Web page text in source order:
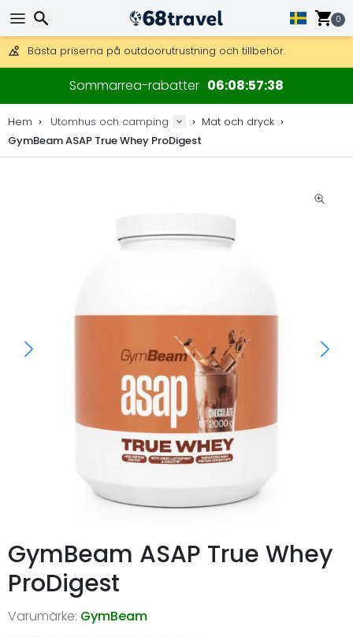
0
Få fri frakt på beställningar över 2 875 kr.
DHL Express över natten är också tillgängligt.
30 dagar för retur, 90 dagar för träkartor och dekorationer.
Sommarrea-rabatter 06 08 57 37
Hem Utomhus och camping
Mat och dryck
GymBeam ASAP True Whey ProDigest
GymBeam ASAP True Whey
ProDigest
Varumärke: GymBeam